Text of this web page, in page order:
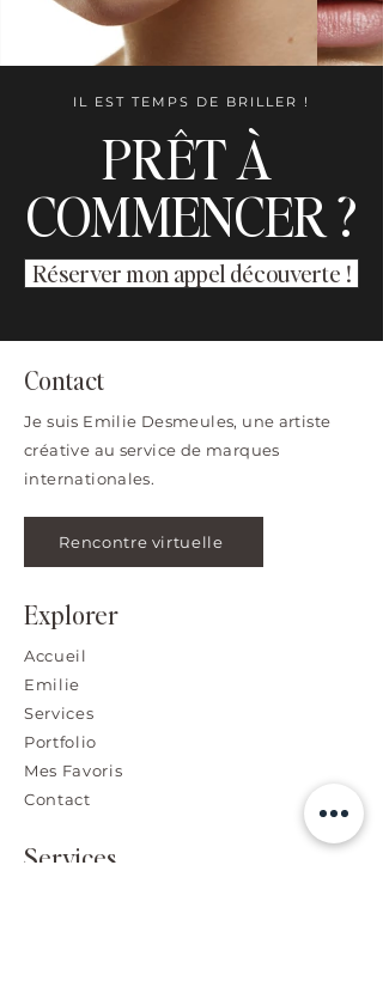
IL EST TEMPS DE BRILLER !
PRÊT À
COMMENCER ?
Réserver mon appel découverte !
Contact
Je suis Emilie Desmeules, une artiste
créative au service de marques
internationales.
Rencontre virtuelle
Explorer
Accueil
Emilie
Services
Portfolio
Mes Favoris
Contact
Services